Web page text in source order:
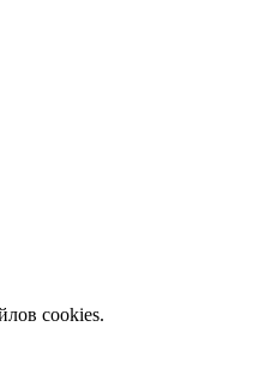
cookies.